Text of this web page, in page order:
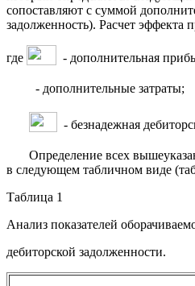
сопоставляют с суммой
задолженность). Расчет эффекта
где - дополнительная
- дополнительные затраты;
- безнадежная
Определение всех
в следующем табличном виде
Таблица 1
Анализ показателей
дебиторской задолженности.